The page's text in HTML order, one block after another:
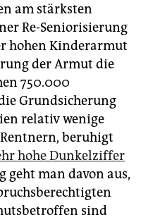
am stärksten
Re-Seniorisierung
hohen Kinderarmut
der Armut die
750.000
Grundsicherung
relativ wenige
beruhigt
hohe Dunkelziffer
geht man davon aus,
sind